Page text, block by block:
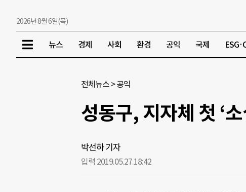
2026년 8월 6일(목)
뉴스 경제 사회 환경 공익 국제
전체뉴스 >공익
성동구, 지자체 첫 ‘
박선하 기자
입력 2019.05.27.18:42